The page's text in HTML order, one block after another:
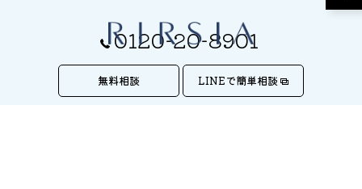
0120-20-8901
無料相談 LINEで簡単相談
© 2026 株式会社RIRSIA ALL RIGHTS RESERVED.